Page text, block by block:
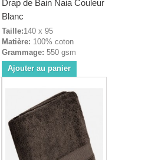
Drap de Bain Naia Couleur
Blanc
Taille:140 x 95
Matière: 100% coton
Grammage: 550 gsm
Ajouter au panier